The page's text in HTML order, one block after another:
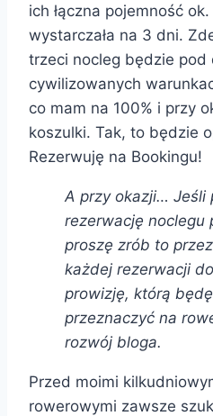
ich łączna pojemność
wystarczała na 3 dni.
trzeci nocleg będzie pod
cywilizowanych
co mam na 100% i przy
koszulki. Tak, to będzie
Rezerwuję na Bookingu!
A przy okazji… Jeśli
rezerwację noclegu
proszę zrób to
każdej rezerwacji
prowizję, którą będę
przeznaczyć na
rozwój bloga.
Przed moimi
rowerowymi zawsze